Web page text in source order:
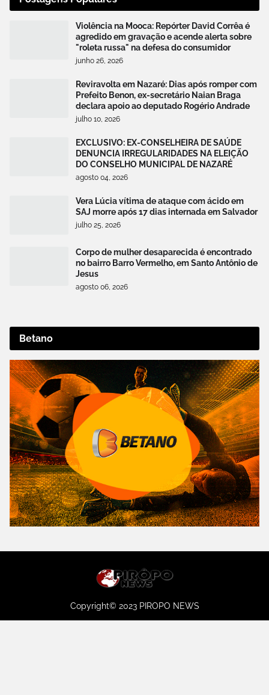
Violência na Mooca: Repórter David Corrêa é
agredido em gravação e acende alerta sobre
"roleta russa" na defesa do consumidor
junho 26, 2026
Reviravolta em Nazaré: Dias após romper com
Prefeito Benon, ex-secretário Naian Braga
declara apoio ao deputado Rogério Andrade
julho 10, 2026
EXCLUSIVO: EX-CONSELHEIRA DE SAÚDE
DENUNCIA IRREGULARIDADES NA ELEIÇÃO
DO CONSELHO MUNICIPAL DE NAZARÉ
agosto 04, 2026
Vera Lúcia vítima de ataque com ácido em
SAJ morre após 17 dias internada em Salvador
julho 25, 2026
Corpo de mulher desaparecida é encontrado
no bairro Barro Vermelho, em Santo Antônio de
Jesus
agosto 06, 2026
Betano
Copyright© 2023 PIROPO NEWS